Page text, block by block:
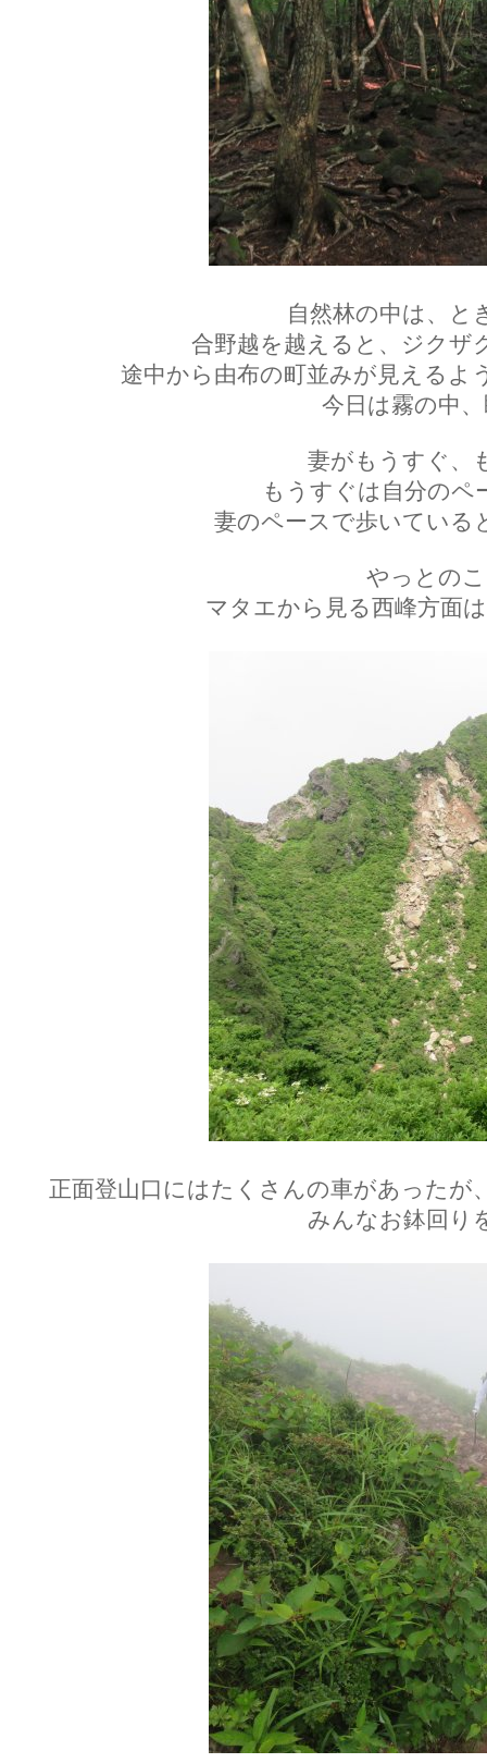
自然林の中は、と
合野越を越えると、ジクザ
途中から由布の町並みが見えるよ
今日は霧の中
妻がもうすぐ、
もうすぐは自分のペ
妻のペースで歩いている
やっとの
マタエから見る西峰方面
正面登山口にはたくさんの車があった
みんなお鉢回り